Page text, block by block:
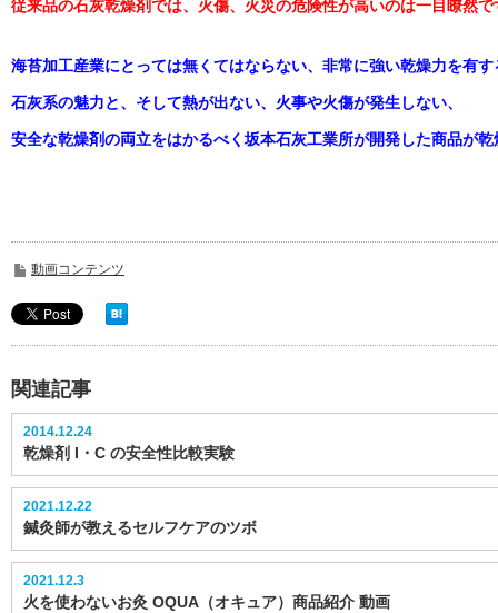
従来品の石灰乾燥剤では、 火傷、火災の危険性が高いのは一目瞭然で
海苔加工産業にとっては無くてはならない、非常に強い乾燥力を有す
石灰系の魅力と、そして熱が出ない、火事や火傷が発生しない、
安全な乾燥剤の両立をはかるべく坂本石灰工業所が開発した商品が
動画コンテンツ
関連記事
2014.12.24
乾燥剤 I・C の安全性比較実験
2021.12.22
鍼灸師が教えるセルフケアのツボ
2021.12.3
火を使わないお灸 OQUA（オキュア）商品紹介 動画